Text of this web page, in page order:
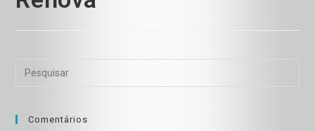
Comentários